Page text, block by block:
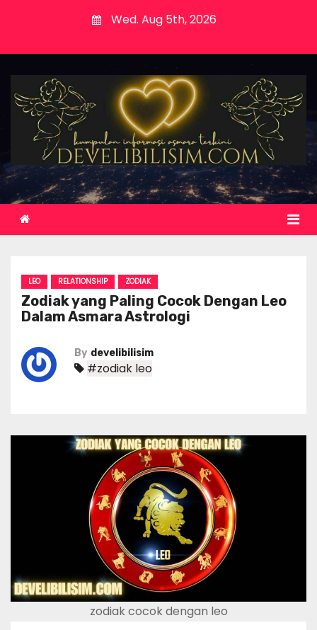
n
e
Wed. Aug 5th, 2026
LEO RELATIONSHIP ZODIAK
Zodiak yang Paling Cocok Dengan Leo
Dalam Asmara Astrologi
By develibilisim
#zodiak leo
zodiak cocok dengan leo